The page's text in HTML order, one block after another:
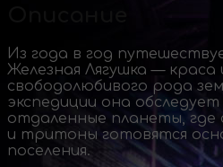
Из года в год
Железная Лягушка — краса
свободолюбивого рода
экспедиции она
отдаленные планеты, где
и тритоны готовятся
поселения.